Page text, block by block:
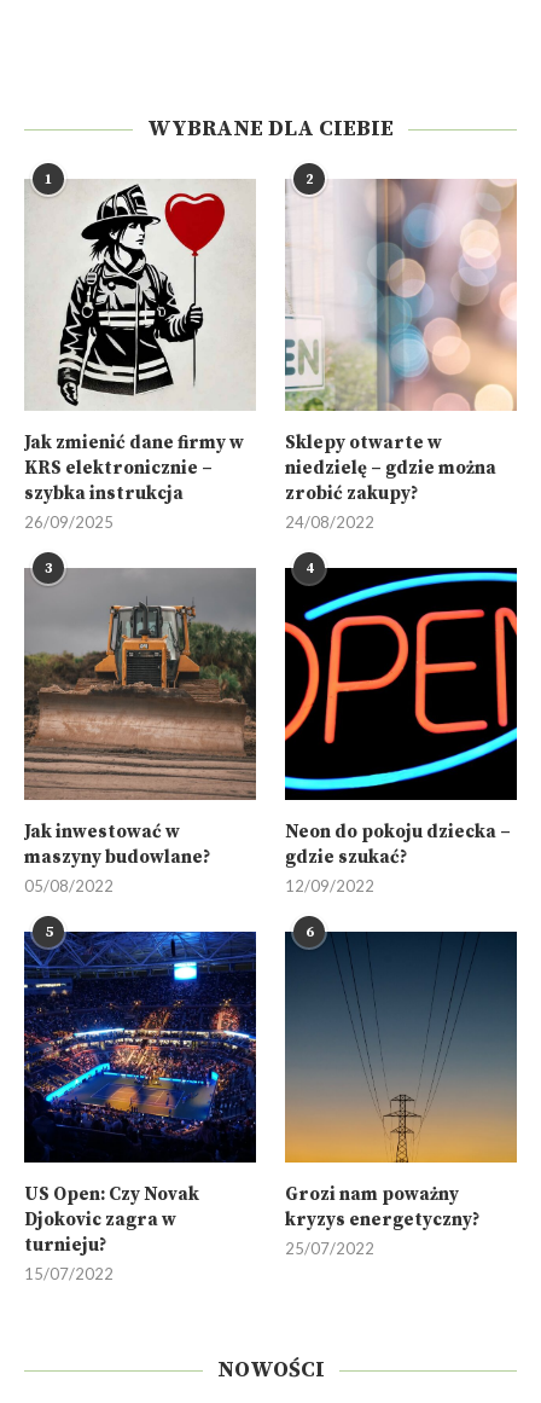
WYBRANE DLA CIEBIE
1
Jak zmienić dane firmy w
KRS elektronicznie –
szybka instrukcja
26/09/2025
2
Sklepy otwarte w
niedzielę – gdzie można
zrobić zakupy?
24/08/2022
3
Jak inwestować w
maszyny budowlane?
05/08/2022
4
Neon do pokoju dziecka –
gdzie szukać?
12/09/2022
5
US Open: Czy Novak
Djokovic zagra w
turnieju?
15/07/2022
6
Grozi nam poważny
kryzys energetyczny?
25/07/2022
NOWOŚCI